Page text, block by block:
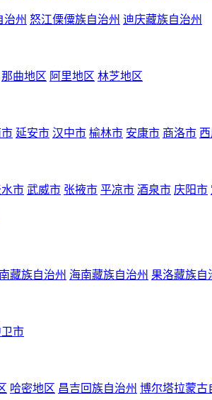
治州 怒江傈僳族自治州 迪庆藏族自治州
那曲地区 阿里地区 林芝地区
延安市 汉中市 榆林市 安康市 商洛市
市 武威市 张掖市 平凉市 酒泉市 庆阳市
藏族自治州 海南藏族自治州 果洛藏族自
市
哈密地区 昌吉回族自治州 博尔塔拉蒙古